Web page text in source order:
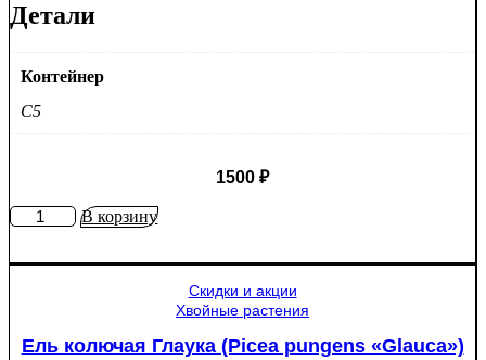
Детали
Контейнер
C5
1500 ₽
КоличествоВ корзину
Скидки и акции
Хвойные растения
Ель колючая Глаука (Picea pungens «Glauca»)